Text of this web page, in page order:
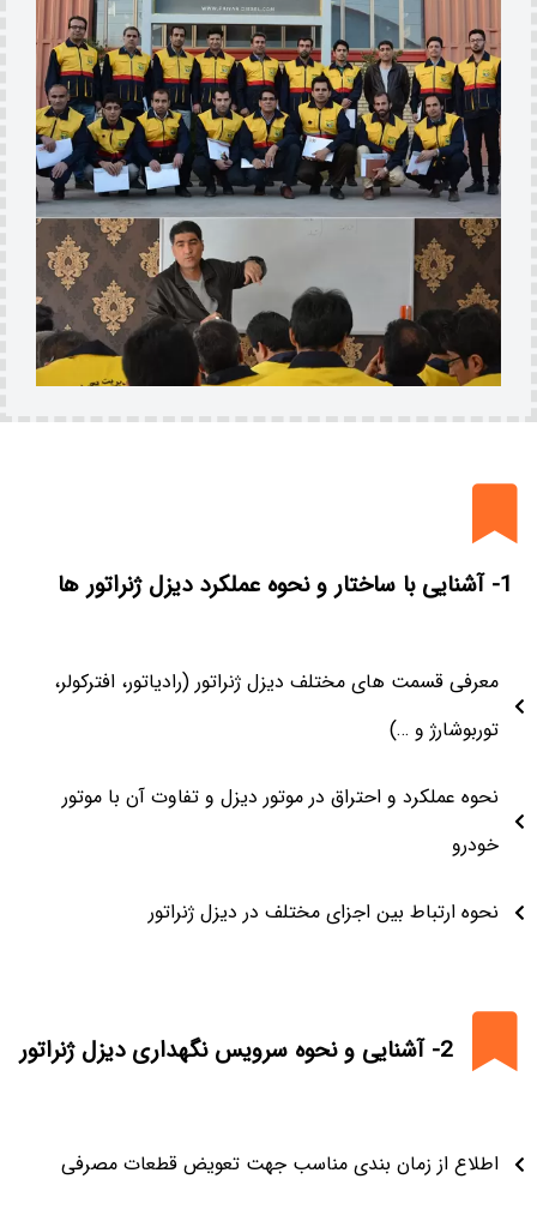
1- آشنایی با ساختار و نحوه عملکرد دیزل ژنراتور ها
معرفی قسمت های مختلف دیزل ژنراتور (رادیاتور، افترکولر،
توربوشارژ و …)
نحوه عملکرد و احتراق در موتور دیزل و تفاوت آن با موتور
خودرو
نحوه ارتباط بین اجزای مختلف در دیزل ژنراتور
2- آشنایی و نحوه سرویس نگهداری دیزل ژنراتور
اطلاع از زمان بندی مناسب جهت تعویض قطعات مصرفی